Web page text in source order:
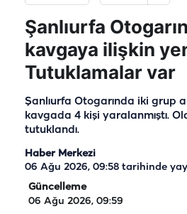
Şanlıurfa
kavgaya ilişkin
Tutuklamalar var
Şanlıurfa Otogarında iki grup
kavgada 4 kişi yaralanmıştı.
tutuklandı.
Haber Merkezi
06 Ağu 2026, 09:58 tarihinde
Güncelleme
06 Ağu 2026, 09:59